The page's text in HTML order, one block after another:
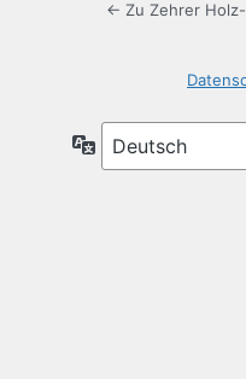
← Zu Zehrer
Sprache